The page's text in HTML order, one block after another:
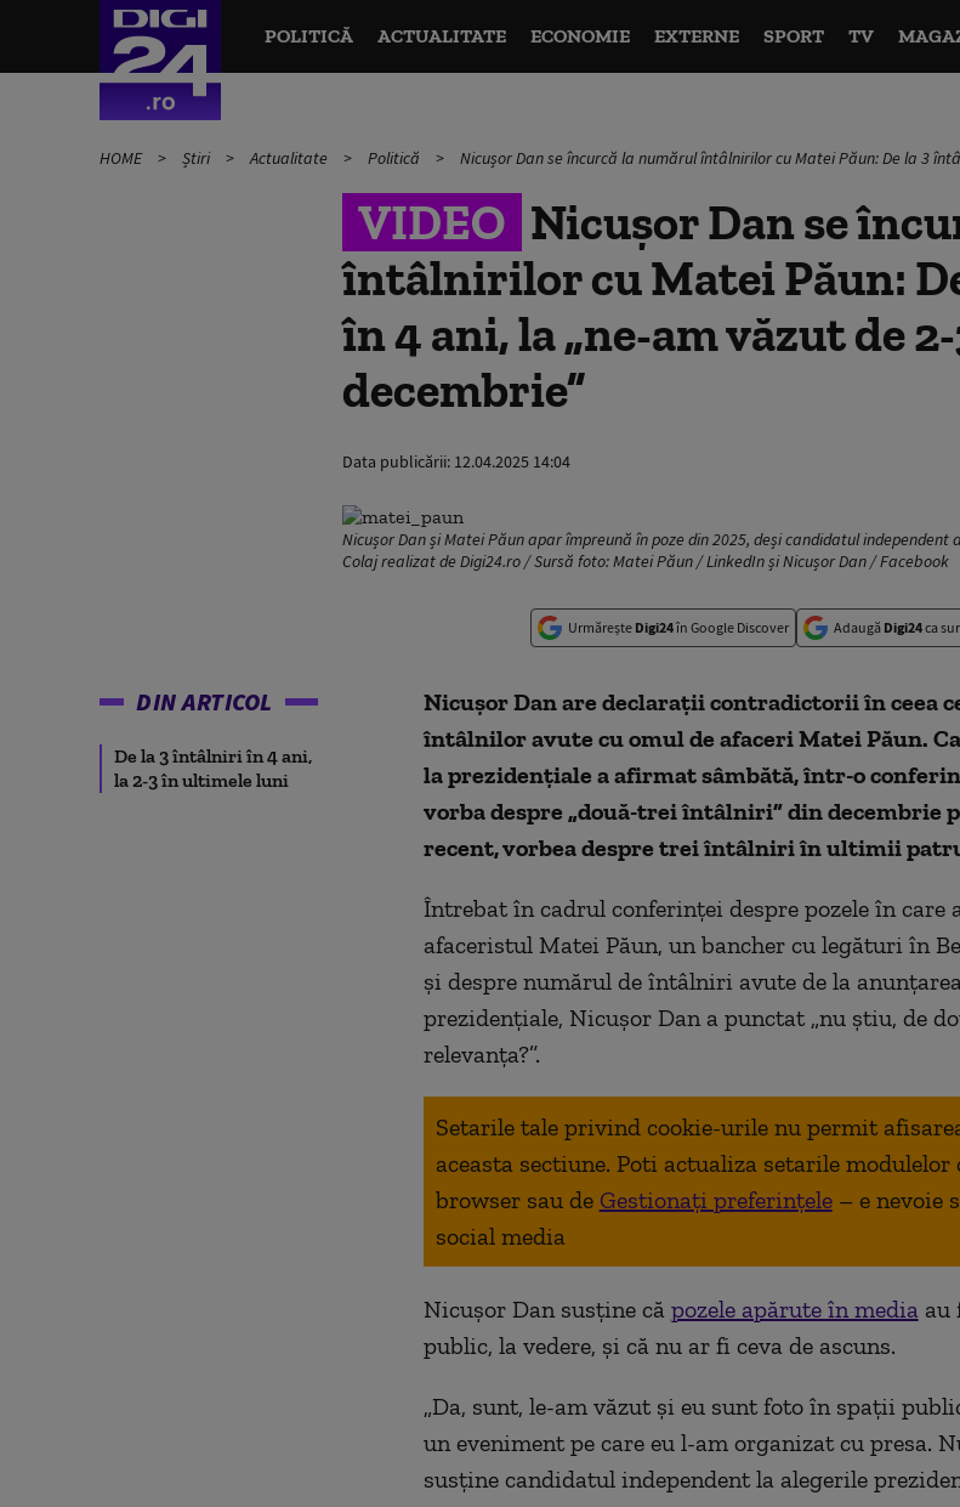
POLITICĂ ACTUALITATE ECONOMIE EXTERNE SPORT TV
HOME Știri Actualitate Politică Nicușor Dan se încurcă la numărul întâlnirilor cu Matei Păun: De la 3
VIDEO Nicușor Dan se
întâlnirilor cu Matei Păun:
în 4 ani, la „ne-am văzut de
decembrie”
Data publicării: 12.04.2025 14:04
Nicușor Dan și Matei Păun apar împreună în poze din 2025, deși candidatul
Colaj realizat de Digi24.ro / Sursă foto: Matei Păun / LinkedIn și Nicușor Dan / Facebook
Urmărește Digi24în Google Discover Adaugă Digi24ca
DIN ARTICOL
De la 3 întâlniri în 4 ani,
la 2-3 în ultimele luni
Nicușor Dan are declarații contradictorii în ceea
întâlnilor avute cu omul de afaceri Matei Păun.
la prezidențiale a afirmat sâmbătă, într-o
vorba despre „două-trei întâlniri” din decembrie
recent, vorbea despre trei întâlniri în ultimii
Întrebat în cadrul conferinței despre pozele în care
afaceristul Matei Păun, un bancher cu legături în
și despre numărul de întâlniri avute de la
prezidențiale, Nicușor Dan a punctat „nu știu, de
relevanța?”.
Setarile tale privind cookie-urile nu permit
aceasta sectiune. Poti actualiza setarile
browser sau de Gestionați preferințele – e nevoie
social media
Nicușor Dan susține că pozele apărute în mediaau
public, la vedere, și că nu ar fi ceva de ascuns.
„Da, sunt, le-am văzut și eu sunt foto în spații
un eveniment pe care eu l-am organizat cu presa.
susține candidatul independent la alegerile